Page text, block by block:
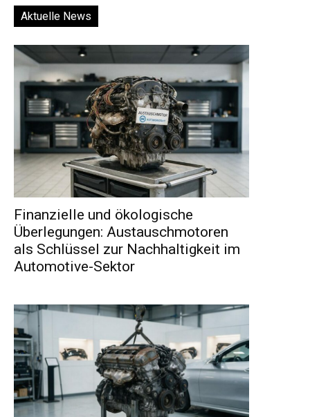
Aktuelle News
Finanzielle und ökologische
Überlegungen: Austauschmotoren
als Schlüssel zur Nachhaltigkeit im
Automotive-Sektor